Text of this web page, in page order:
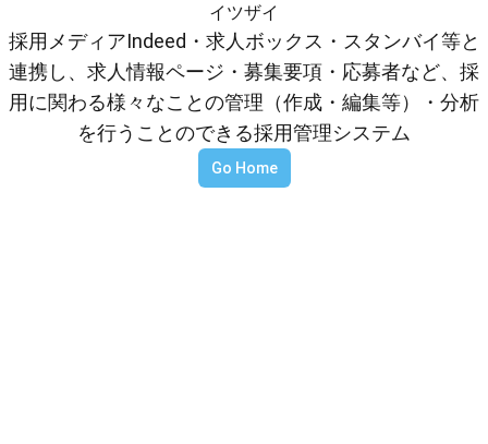
イツザイ
採用メディアIndeed・求人ボックス・スタンバイ等と
連携し、求人情報ページ・募集要項・応募者など、採
用に関わる様々なことの管理（作成・編集等）・分析
を行うことのできる採用管理システム
Go Home